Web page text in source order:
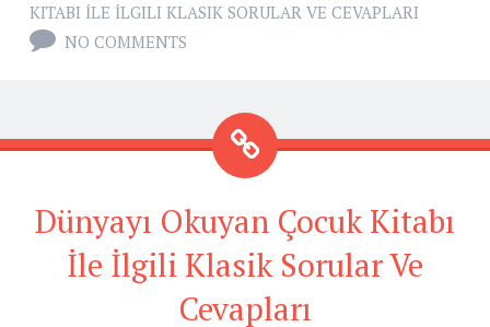
KITABI İLE İLGILI KLASIK SORULAR VE CEVAPLARI
NO COMMENTS
Dünyayı Okuyan Çocuk Kitabı
İle İlgili Klasik Sorular Ve
Cevapları